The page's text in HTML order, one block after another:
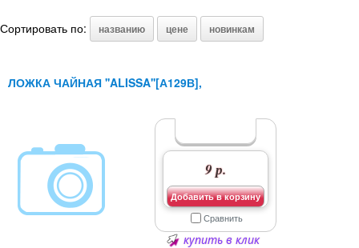
Сортировать по: названию цене новинкам
ЛОЖКА ЧАЙНАЯ ''ALISSA''[А129В],
9 р.
Добавить в корзину
Сравнить
купить в клик